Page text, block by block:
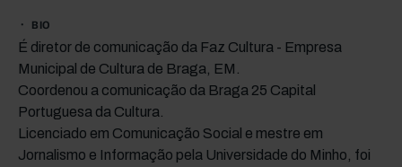
BIO
É diretor de comunicação da Faz Cultura - Empresa
Municipal de Cultura de Braga, EM.
Coordenou a comunicação da Braga 25 Capital
Portuguesa da Cultura.
Licenciado em Comunicação Social e mestre em
Jornalismo e Informação pela Universidade do Minho, foi